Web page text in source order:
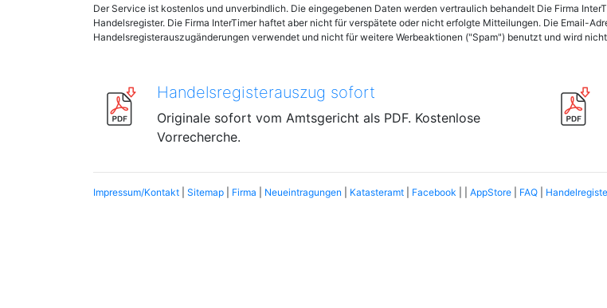
Der Service ist kostenlos und unverbindlich. Die eingegebenen Daten werden vertraulich behandelt Die Firma
Handelsregister. Die Firma InterTimer haftet aber nicht für verspätete oder nicht erfolgte Mitteilungen. Die Email-
Handelsregisterauszugänderungen verwendet und nicht für weitere Werbeaktionen ("Spam") benutzt und wird
Handelsregisterauszug sofort
Originale sofort vom Amtsgericht als PDF. Kostenlose
Vorrecherche.
Impressum/Kontakt Sitemap Firma Neueintragungen Katasteramt Facebook AppStore FAQ